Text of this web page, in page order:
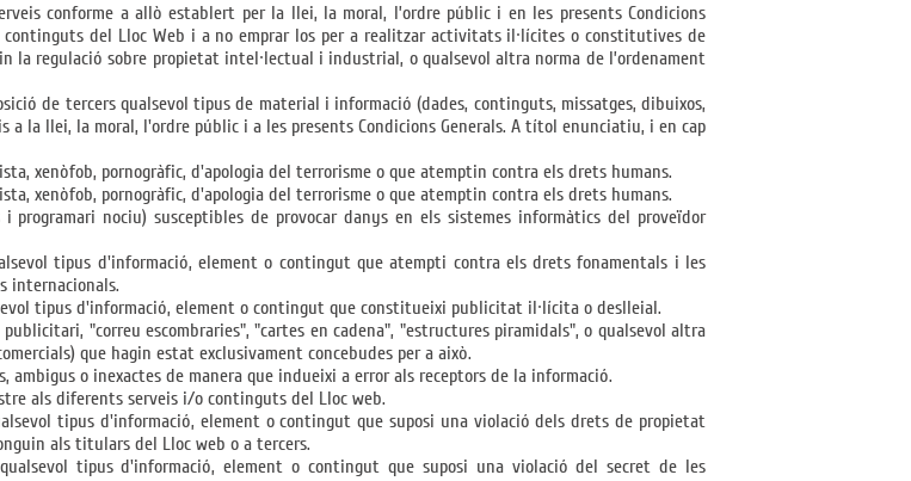
conforme a allò establert per la llei, la moral, l’ordre públic i en les presents Condicions
continguts del Lloc Web i a no emprar los per a realitzar activitats il·lícites o constitutives de
regulació sobre propietat intel·lectual i industrial, o qualsevol altra norma de l’ordenament
de tercers qualsevol tipus de material i informació (dades, continguts, missatges, dibuixos,
la llei, la moral, l'ordre públic i a les presents Condicions Generals. A títol enunciatiu, i en cap
xenòfob, pornogràfic, d'apologia del terrorisme o que atemptin contra els drets humans.
xenòfob, pornogràfic, d'apologia del terrorisme o que atemptin contra els drets humans.
nociu) susceptibles de provocar danys en els sistemes informàtics del proveïdor
tipus d'informació, element o contingut que atempti contra els drets fonamentals i les
internacionals.
tipus d'informació, element o contingut que constitueixi publicitat il·lícita o deslleial.
"correu escombraries", "cartes en cadena", "estructures piramidals", o qualsevol altra
que hagin estat exclusivament concebudes per a això.
o inexactes de manera que indueixi a error als receptors de la informació.
als diferents serveis i/o continguts del Lloc web.
tipus d'informació, element o contingut que suposi una violació dels drets de propietat
als titulars del Lloc web o a tercers.
tipus d'informació, element o contingut que suposi una violació del secret de les